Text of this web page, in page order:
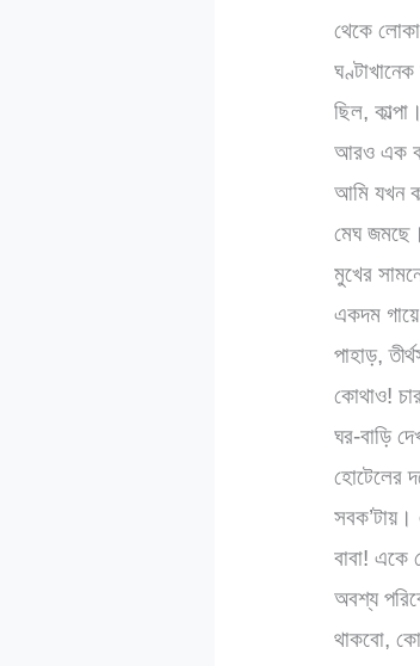
থেকে
ছিল,
আরও এক
আমি যখন
মেঘ
মুখের
একদম
পাহাড়,
কোথাও!
ঘর-বাড়ি
হোটেলের
সবক’টায়।
বাবা! একে
অবশ্য
থাকবো,